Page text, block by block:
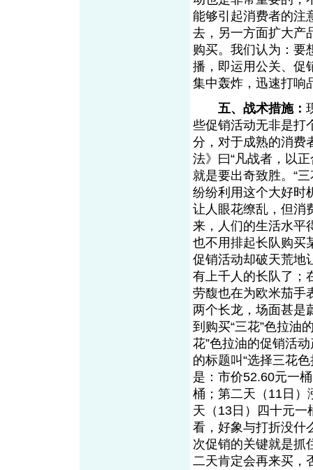
能够引起消费者的注
去，另一方面扩大产
购买。我们认为：要
播，即运用公关、促
集中轰炸，迅速打响
五、战术措施：
些促销活动无非是打
分，对于成熟的消费
法》曰“凡战者，以
就是要出奇致胜。“
纷纷利用这个大好时
让人眼花缭乱，但消
来，人们的生活水平
也不用排起长队购买
促销活动却破天荒地
有上千人的长队了；
劳馥也在为欧米茄手
两个长龙，场面甚是
到购买“三花”色拉油
花”色拉油的促销活
的标题叫“选择三花
是：市价52.60元一
桶；第二天（11日）
天（13日）四十元一
看，好象与打折没什
次促销的关键就是抓
二天肯定会再来买，